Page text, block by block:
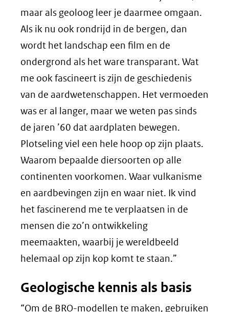
maar als geoloog leer je daarmee omgaan.
Als ik nu ook rondrijd in de bergen, dan
wordt het landschap een film en de
ondergrond als het ware transparant. Wat
me ook fascineert is zijn de geschiedenis
van de aardwetenschappen. Het vermoeden
was er al langer, maar we weten pas sinds
de jaren ’60 dat aardplaten bewegen.
Plotseling viel een hele hoop op zijn plaats.
Waarom bepaalde diersoorten op alle
continenten voorkomen. Waar vulkanisme
en aardbevingen zijn en waar niet. Ik vind
het fascinerend me te verplaatsen in de
mensen die zo’n ontwikkeling
meemaakten, waarbij je wereldbeeld
helemaal op zijn kop komt te staan.”
Geologische kennis als basis
“Om de BRO-modellen te maken, gebruiken